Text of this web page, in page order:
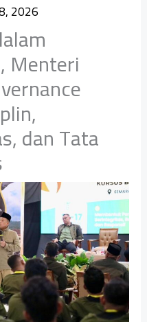
2026
Menteri
dan Tata